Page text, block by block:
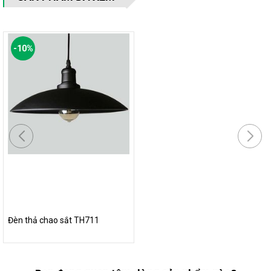
Toàn bộ chiếc đèn này đều được làm bằng sắt phủ sơn
cách điện chống ăn mòn và gỉ sét
-10%
Đèn thả chao sắt TH711